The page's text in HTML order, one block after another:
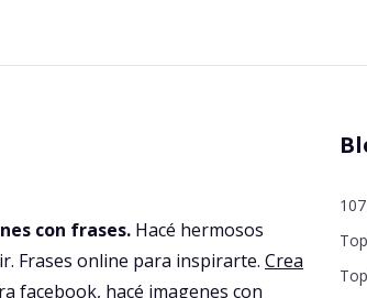
con frases. Hacé hermosos
Frases online para inspirarte. Crea
facebook, hacé imagenes con